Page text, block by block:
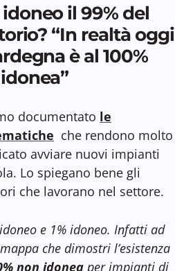
il 99% del
“In realtà oggi
è al 100%
documentato le
che rendono molto
avviare nuovi impianti
Lo spiegano bene gli
che lavorano nel settore.
e 1% idoneo. Infatti ad
che dimostri l’esistenza
non idonea per impianti di